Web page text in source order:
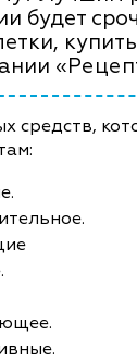
будет
средств,